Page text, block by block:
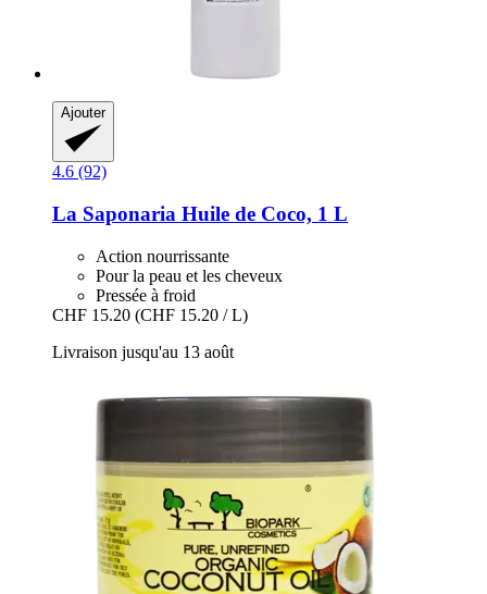
Ajouter
4.6 (92)
La Saponaria Huile de Coco, 1 L
Action nourrissante
Pour la peau et les cheveux
Pressée à froid
CHF 15.20 (CHF 15.20 / L)
Livraison jusqu'au 13 août